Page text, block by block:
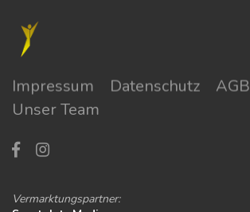
Impressum Datenschutz AGB
Unser Team
Vermarktungspartner: